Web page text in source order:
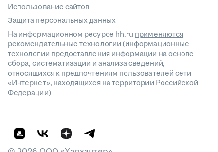
Использование сайтов
Защита персональных данных
На информационном ресурсе hh.ru применяются
рекомендательные технологии(информационные
технологии предоставления информации на основе
сбора, систематизации и анализа сведений,
относящихся к предпочтениям пользователей сети
«Интернет», находящихся на территории Российской
Федерации)